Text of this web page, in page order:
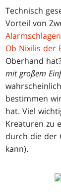
Technisch
Vorteil von
Alarmschlagen
Ob Nixilis der
Oberhand
mit großem
bestimmen
hat. Viel
Kreaturen zu
durch die der
kann).